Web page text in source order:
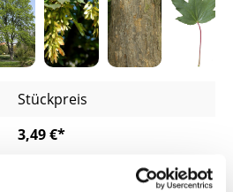
Stückpreis
3,49 €*